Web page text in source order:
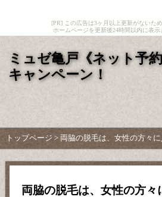
[PR] この広告は3ヶ月以上更新がないた
ホームページを更新後24時間以内に表示
ミュゼ亀戸《ネット予
キャンペーン！
トップページ > 両脇の脱毛は、女性の方々
両脇の脱毛は、女性の方々